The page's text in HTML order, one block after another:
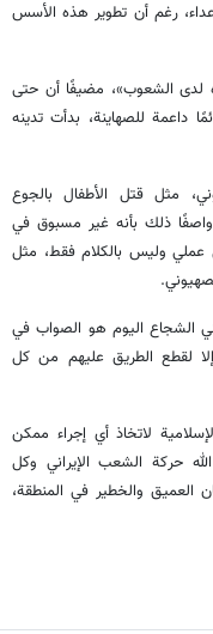
رغم أن تطوير هذه الأسس
لدى الشعوب»، مضيفًا أن حتى
داعمة للصهاينة، بدأت تدينه
مثل قتل الأطفال بالجوع
واصفًا ذلك بأنه غير مسبوق في
عملي وليس بالكلام فقط، مثل
الشجاع اليوم هو الصواب في
لقطع الطريق عليهم من كل
لاتخاذ أي إجراء ممكن
حركة الشعب الإيراني وكل
والخطير في المنطقة،